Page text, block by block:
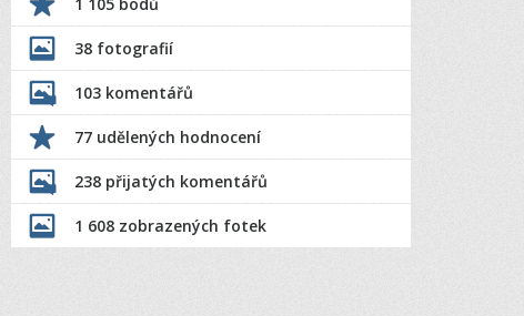
38 fotografií
103 komentářů
77 udělených hodnocení
238 přijatých komentářů
1 608 zobrazených fotek